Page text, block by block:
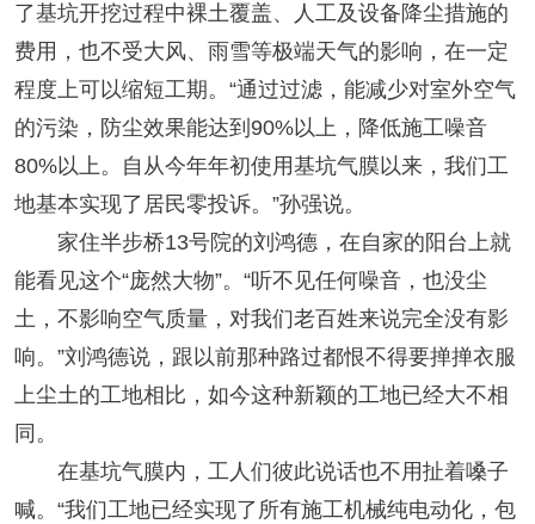
了基坑开挖过程中裸土覆盖、人工及设备降尘措施的
费用，也不受大风、雨雪等极端天气的影响，在一定
程度上可以缩短工期。“通过过滤，能减少对室外空气
的污染，防尘效果能达到90%以上，降低施工噪音
80%以上。自从今年年初使用基坑气膜以来，我们工
地基本实现了居民零投诉。”孙强说。
家住半步桥13号院的刘鸿德，在自家的阳台上就
能看见这个“庞然大物”。“听不见任何噪音，也没尘
土，不影响空气质量，对我们老百姓来说完全没有影
响。”刘鸿德说，跟以前那种路过都恨不得要掸掸衣服
上尘土的工地相比，如今这种新颖的工地已经大不相
同。
在基坑气膜内，工人们彼此说话也不用扯着嗓子
喊。“我们工地已经实现了所有施工机械纯电动化，包